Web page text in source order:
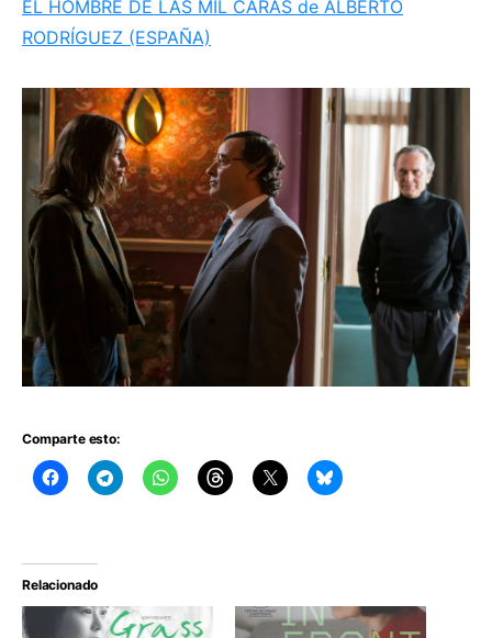
EL HOMBRE DE LAS MIL CARAS de ALBERTO
RODRÍGUEZ (ESPAÑA)
Comparte esto:
Relacionado